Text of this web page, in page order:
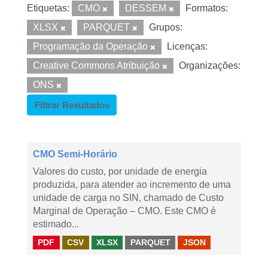
Etiquetas: CMO DESSEM
Formatos:
XLSX
PARQUET
Grupos:
Programação da Operação
Licenças:
Creative Commons Atribuição
Organizações:
ONS
Filtrar Resultados
CMO Semi-Horário
Valores do custo, por unidade de energia
produzida, para atender ao incremento de uma
unidade de carga no SIN, chamado de Custo
Marginal de Operação – CMO. Este CMO é
estimado...
PDF CSV XLSX PARQUET JSON